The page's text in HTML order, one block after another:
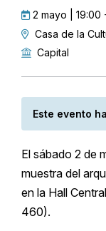
2 mayo | 19:00
Casa de la
Capital
Este evento
El sábado 2 de
muestra del
en la Hall
460).